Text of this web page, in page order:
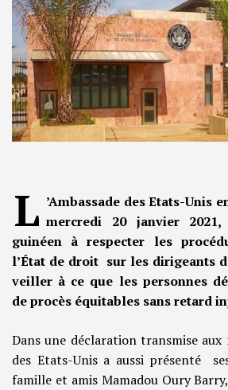
L ’Ambassade des Etats-Unis
mercredi 20 janvier
guinéen à respecter les
l’État de droit sur les dirigeants
veiller à ce que les personnes
de procès équitables sans retard
Dans une déclaration transmise aux
des Etats-Unis a aussi présenté
famille et amis Mamadou Oury